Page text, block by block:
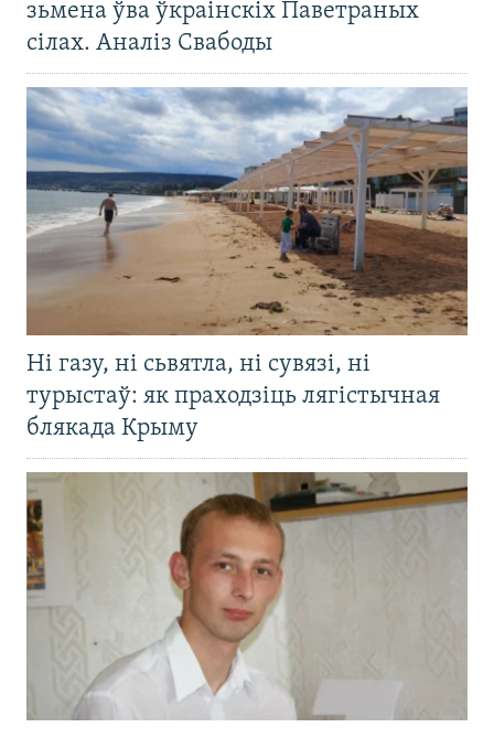
зьмена ўва ўкраінскіх Паветраных
сілах. Аналіз Свабоды
Ні газу, ні сьвятла, ні сувязі, ні
турыстаў: як праходзіць лягістычная
блякада Крыму